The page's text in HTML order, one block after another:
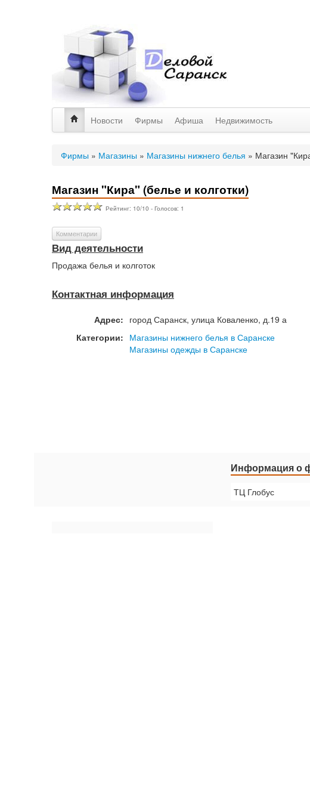
Новости Фирмы Афиша Недвижимость
Фирмы » Магазины » Магазины нижнего белья » Магазин
Магазин "Кира" (белье и колготки)
Рейтинг: 10/10 - Голосов: 1
Комментарии
Вид деятельности
Продажа белья и колготок
Контактная информация
Адрес: город Саранск, улица Коваленко, д.19 а
Категории: Магазины нижнего белья в Саранске
Магазины одежды в Саранске
Информация о
ТЦ Глобус